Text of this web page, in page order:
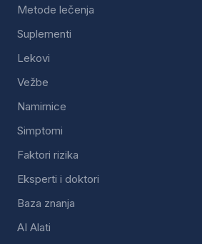
Metode lečenja
Suplementi
Lekovi
Vežbe
Namirnice
Simptomi
Faktori rizika
Eksperti i doktori
Baza znanja
AI Alati